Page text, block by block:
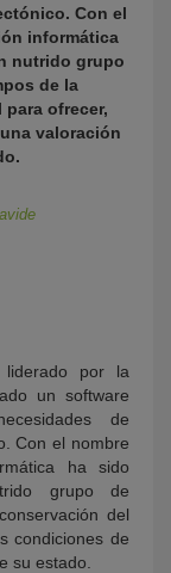
Con el
informática
nutrido grupo
de la
ofrecer,
valoración
liderado por la
un software
de
Con el nombre
ha sido
grupo de
del
condiciones de
su estado.